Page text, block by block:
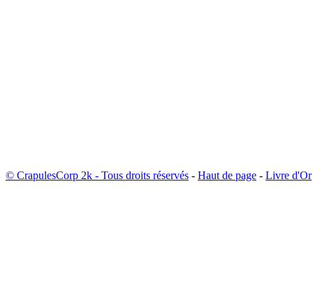
© CrapulesCorp 2k - Tous droits réservés - Haut de page - Livre d'Or